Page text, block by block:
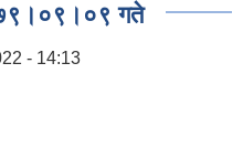
गते
- 14:13